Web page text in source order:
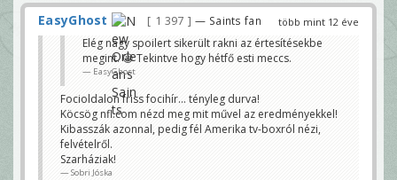
több mint 12 éve
EasyGhost 1 397 — Saints fan
Elég nagy spoilert sikerült rakni az értesítésekbe
megint. 😀 Tekintve hogy hétfő esti meccs.
EasyGhost
Focioldalon friss focihír… tényleg durva!
Köcsög nfl.com nézd meg mit művel az eredményekkel!
Kibasszák azonnal, pedig fél Amerika tv-boxról nézi,
felvételről.
Szarháziak!
Sobri Jóska